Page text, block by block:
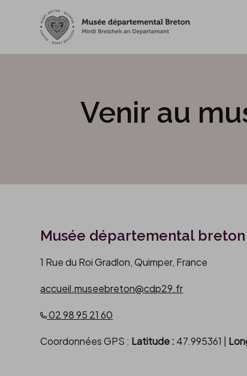
Accèder directement au contenu
Venir au
Musée départemental breton
1 Rue du Roi Gradlon, Quimper, France
accueil.museebreton@cdp29.fr
02 98 95 21 60
Coordonnées GPS : Latitude : 47.995361 |